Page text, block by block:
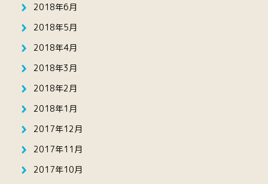
2018年6月
2018年5月
2018年4月
2018年3月
2018年2月
2018年1月
2017年12月
2017年11月
2017年10月